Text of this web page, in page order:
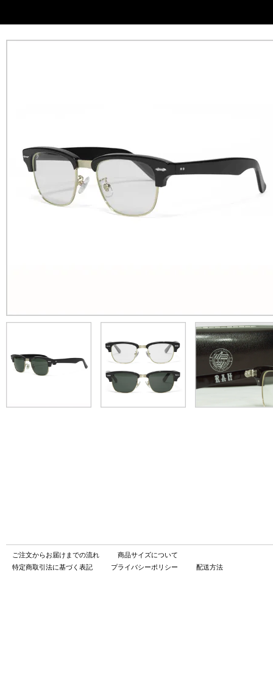
ご注文からお届けまでの流れ
商品サイズについて
特定商取引法に基づく表記
プライバシーポリシー 配送方法